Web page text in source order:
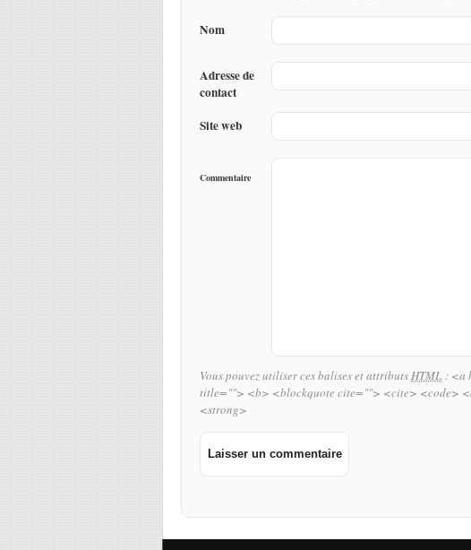
Nom
Adresse de
contact
Site web
Commentaire
Vous pouvez utiliser ces balises et attributsHTML : <a
title=""> <b> <blockquote cite=""> <cite> <code>
<strong>